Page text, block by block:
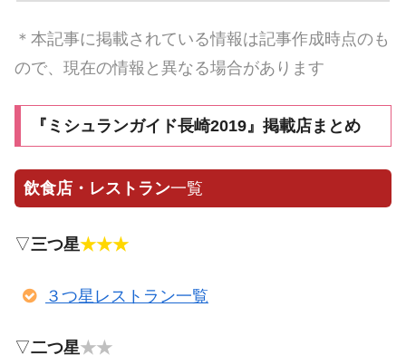
＊本記事に掲載されている情報は記事作成時点のも
ので、現在の情報と異なる場合があります
『ミシュランガイド長崎2019』掲載店まとめ
飲食店・レストラン一覧
▽三つ星★★★
３つ星レストラン一覧
▽二つ星★★